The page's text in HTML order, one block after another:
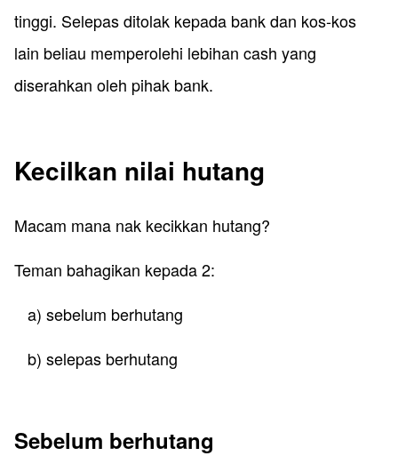
tinggi. Selepas ditolak kepada bank dan kos-kos
lain beliau memperolehi lebihan cash yang
diserahkan oleh pihak bank.
​Kecilkan nilai hutang
​Macam mana nak kecikkan hutang?
Teman bahagikan kepada 2:
a) sebelum berhutang
b) selepas berhutang
​Sebelum berhutang